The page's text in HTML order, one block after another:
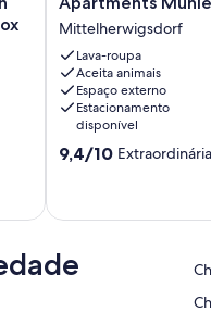
Mühlenhof
Mittelherwigsdorf
Mittelherwigsdorf
Lava-roupa
Aceita animais
Espaço externo
Estacionamento
disponível
9.4
avaliações)
9,4/10 Extraordinária